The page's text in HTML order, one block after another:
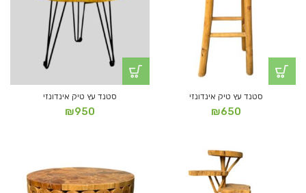
סטנד עץ טיק אינדונזי
₪650
סטנד עץ טיק אינדונזי
₪950